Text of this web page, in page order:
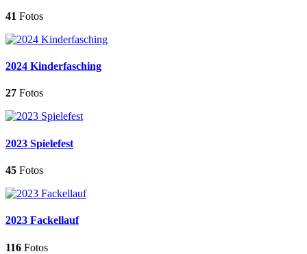
41 Fotos
2024 Kinderfasching
27 Fotos
2023 Spielefest
45 Fotos
2023 Fackellauf
116 Fotos